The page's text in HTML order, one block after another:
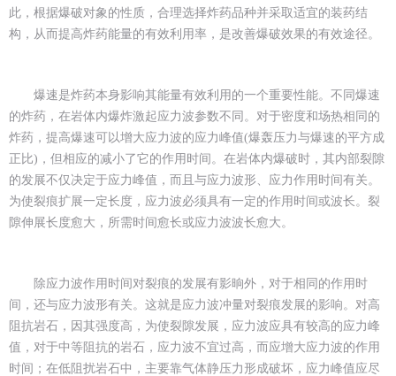
此，根据爆破对象的性质，合理选择炸药品种并采取适宜的装药结
构，从而提高炸药能量的有效利用率，是改善爆破效果的有效途径。
爆速是炸药本身影响其能量有效利用的一个重要性能。不同爆速
的炸药，在岩体内爆炸激起应力波参数不同。对于密度和场热相同的
炸药，提高爆速可以增大应力波的应力峰值(爆轰压力与爆速的平方成
正比)，但相应的减小了它的作用时间。在岩体内爆破时，其内部裂隙
的发展不仅决定于应力峰值，而且与应力波形、应力作用时间有关。
为使裂痕扩展一定长度，应力波必须具有一定的作用时间或波长。裂
隙伸展长度愈大，所需时间愈长或应力波波长愈大。
除应力波作用时间对裂痕的发展有影晌外，对于相同的作用时
间，还与应力波形有关。这就是应力波冲量对裂痕发展的影响。对高
阻抗岩石，因其强度高，为使裂隙发展，应力波应具有较高的应力峰
值，对于中等阻抗的岩石，应力波不宜过高，而应增大应力波的作用
时间；在低阻扰岩石中，主要靠气体静压力形成破坏，应力峰值应尽